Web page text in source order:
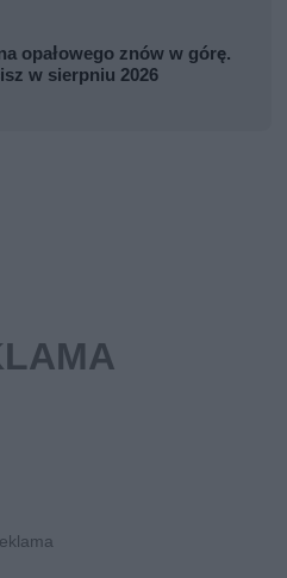
opałowego znów w górę.
w sierpniu 2026